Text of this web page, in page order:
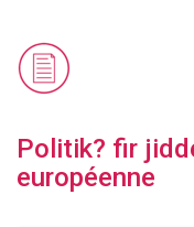
Politik? fir
européenne